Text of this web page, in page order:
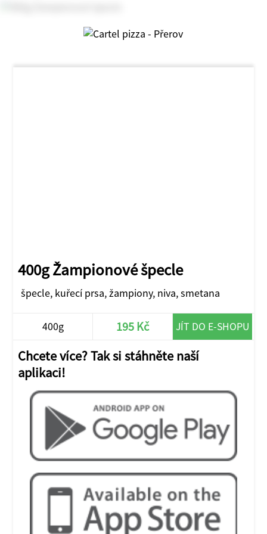
400g Žampionové špecle
špecle, kuřecí prsa, žampiony, niva, smetana
400g 195 Kč JÍT DO E-SHOPU
Chcete více? Tak si stáhněte naší
aplikaci!